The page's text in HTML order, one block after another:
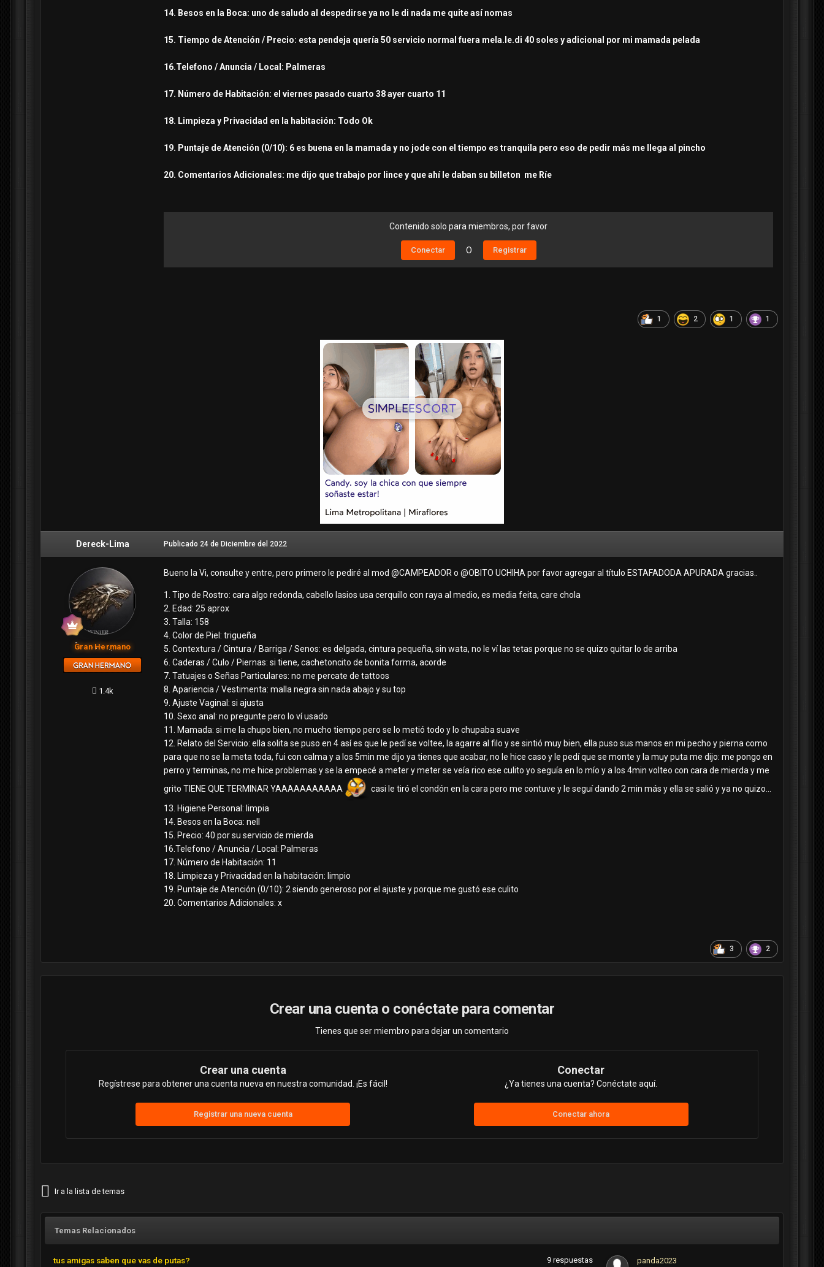
14. Besos en la Boca: uno de saludo al despedirse ya no le di nada me quite así nomas
15. Tiempo de Atención / Precio: esta pendeja quería 50 servicio normal fuera mela.le.di 40 soles y adicional por mi mamada pelada
16.Telefono / Anuncia / Local: Palmeras
17. Número de Habitación: el viernes pasado cuarto 38 ayer cuarto 11
18. Limpieza y Privacidad en la habitación: Todo Ok
19. Puntaje de Atención (0/10): 6 es buena en la mamada y no jode con el tiempo es tranquila pero eso de pedir más me llega al pincho
20. Comentarios Adicionales: me dijo que trabajo por lince y que ahí le daban su billeton me Ríe
Contenido solo para miembros, por favor
Conectar O Registrar
1 2 1 1
Dereck-Lima
Gran Hermano
1.4k
Publicado 24 de Diciembre del 2022
Bueno la Vi, consulte y entre, pero primero le pediré al mod @CAMPEADORo @OBITO UCHIHApor favor agregar al título ESTAFADODA APURADA gracias..
1. Tipo de Rostro: cara algo redonda, cabello lasios usa cerquillo con raya al medio, es media feita, care chola
2. Edad: 25 aprox
3. Talla: 158
4. Color de Piel: trigueña
5. Contextura / Cintura / Barriga / Senos: es delgada, cintura pequeña, sin wata, no le ví las tetas porque no se quizo quitar lo de arriba
6. Caderas / Culo / Piernas: si tiene, cachetoncito de bonita forma, acorde
7. Tatuajes o Señas Particulares: no me percate de tattoos
8. Apariencia / Vestimenta: malla negra sin nada abajo y su top
9. Ajuste Vaginal: si ajusta
10. Sexo anal: no pregunte pero lo ví usado
11. Mamada: si me la chupo bien, no mucho tiempo pero se lo metió todo y lo chupaba suave
12. Relato del Servicio: ella solita se puso en 4 así es que le pedí se voltee, la agarre al filo y se sintió muy bien, ella puso sus manos en mi pecho y pierna como
para que no se la meta toda, fui con calma y a los 5min me dijo ya tienes que acabar, no le hice caso y le pedí que se monte y la muy puta me dijo: me pongo en
perro y terminas, no me hice problemas y se la empecé a meter y meter se veía rico ese culito yo seguía en lo mío y a los 4min volteo con cara de mierda y me
grito TIENE QUE TERMINAR YAAAAAAAAAAA
casi le tiró el condón en la cara pero me contuve y le seguí dando 2 min más y ella se salió y ya no quizo...
13. Higiene Personal: limpia
14. Besos en la Boca: nell
15. Precio: 40 por su servicio de mierda
16.Telefono / Anuncia / Local: Palmeras
17. Número de Habitación: 11
18. Limpieza y Privacidad en la habitación: limpio
19. Puntaje de Atención (0/10): 2 siendo generoso por el ajuste y porque me gustó ese culito
20. Comentarios Adicionales: x
3 2
Crear una cuenta o conéctate para comentar
Tienes que ser miembro para dejar un comentario
Crear una cuenta
Regístrese para obtener una cuenta nueva en nuestra comunidad. ¡Es fácil!
Registrar una nueva cuenta
Conectar
¿Ya tienes una cuenta? Conéctate aquí.
Conectar ahora
Ir a la lista de temas
Temas Relacionados
tus amigas saben que vas de putas? 9 respuestas
panda2023